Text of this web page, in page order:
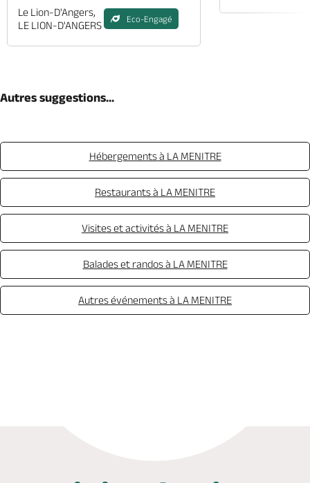
Le Lion-D'Angers,
LE LION-D'ANGERS
Eco-Engagé
Autres suggestions...
Hébergements à LA MENITRE
Restaurants à LA MENITRE
Visites et activités à LA MENITRE
Balades et randos à LA MENITRE
Autres événements à LA MENITRE